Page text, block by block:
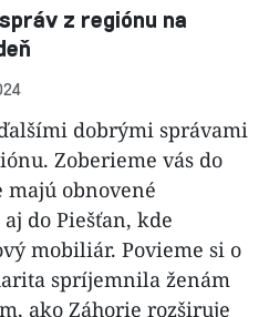
z regiónu na
dobrými správami
Zoberieme vás do
majú obnovené
do Piešťan, kde
mobiliár. Povieme si o
spríjemnila ženám
ako Záhorie rozširuje